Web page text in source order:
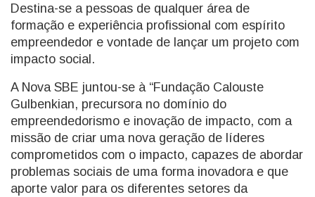
Destina-se a pessoas de qualquer área de
formação e experiência profissional com espírito
empreendedor e vontade de lançar um projeto com
impacto social.
A Nova SBE juntou-se à “Fundação Calouste
Gulbenkian, precursora no domínio do
empreendedorismo e inovação de impacto, com a
missão de criar uma nova geração de líderes
comprometidos com o impacto, capazes de abordar
problemas sociais de uma forma inovadora e que
aporte valor para os diferentes setores da